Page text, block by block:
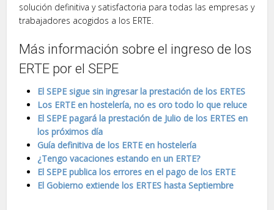
solución definitiva y satisfactoria para todas las empresas y
trabajadores acogidos a los ERTE.
Más información sobre el ingreso de los
ERTE por el SEPE
El SEPE sigue sin ingresar la prestación de los ERTES
Los ERTE en hostelería, no es oro todo lo que reluce
El SEPE pagará la prestación de Julio de los ERTES en
los próximos día
Guía definitiva de los ERTE en hostelería
¿Tengo vacaciones estando en un ERTE?
El SEPE publica los errores en el pago de los ERTE
El Gobierno extiende los ERTES hasta Septiembre